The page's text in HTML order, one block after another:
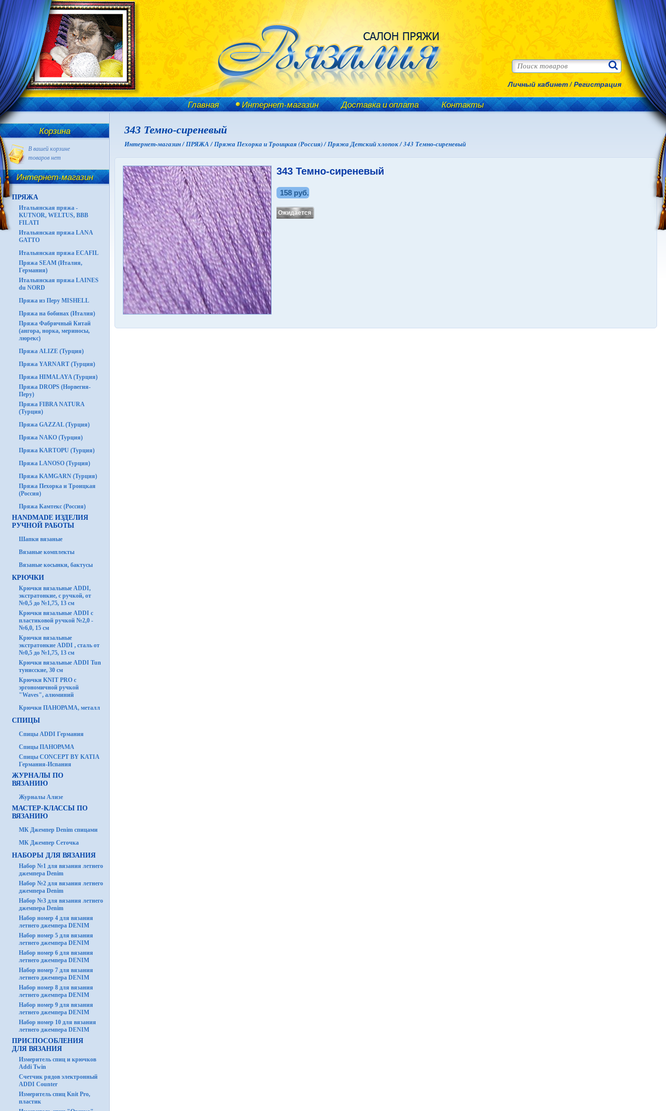
Личный кабинет/Регистрация
Главная Интернет-магазин Доставка и оплата Контакты
Корзина
В вашей корзине
товаров нет
Интернет-магазин
ПРЯЖА
Итальянская пряжа -
KUTNOR, WELTUS, BBB
FILATI
Итальянская пряжа LANA
GATTO
Итальянская пряжа ECAFIL
Пряжа SEAM (Италия,
Германия)
Итальянская пряжа LAINES
du NORD
Пряжа из Перу MISHELL
Пряжа на бобинах (Италия)
Пряжа Фабричный Китай
(ангора, норка, мериносы,
люрекс)
Пряжа ALIZE (Турция)
Пряжа YARNART (Турция)
Пряжа HIMALAYA (Турция)
Пряжа DROPS (Норвегия-
Перу)
Пряжа FIBRA NATURA
(Турция)
Пряжа GAZZAL (Турция)
Пряжа NAKO (Турция)
Пряжа KARTOPU (Турция)
Пряжа LANOSO (Турция)
Пряжа KAMGARN (Турция)
Пряжа Пехорка и Троицкая
(Россия)
Пряжа Камтекс (Россия)
HANDMADE ИЗДЕЛИЯ
РУЧНОЙ РАБОТЫ
Шапки вязаные
Вязаные комплекты
Вязаные косынки, бактусы
КРЮЧКИ
Крючки вязальные ADDI,
экстратонкие, с ручкой, от
№0,5 до №1,75, 13 см
Крючки вязальные ADDI с
пластиковой ручкой №2,0 -
№6,0, 15 см
Крючки вязальные
экстратонкие ADDI , сталь от
№0,5 до №1,75, 13 см
Крючки вязальные ADDI Tun
тунисские, 30 см
Крючки KNIT PRO с
эргономичной ручкой
"Waves", алюминий
Крючки ПАНОРАМА, металл
СПИЦЫ
Спицы ADDI Германия
Спицы ПАНОРАМА
Спицы CONCEPT BY KATIA
Германия-Испания
ЖУРНАЛЫ ПО
ВЯЗАНИЮ
Журналы Ализе
МАСТЕР-КЛАССЫ ПО
ВЯЗАНИЮ
МК Джемпер Denim спицами
МК Джемпер Сеточка
НАБОРЫ ДЛЯ ВЯЗАНИЯ
Набор №1 для вязания летнего
джемпера Denim
Набор №2 для вязания летнего
джемпера Denim
Набор №3 для вязания летнего
джемпера Denim
Набор номер 4 для вязания
летнего джемпера DENIM
Набор номер 5 для вязания
летнего джемпера DENIM
Набор номер 6 для вязания
летнего джемпера DENIM
Набор номер 7 для вязания
летнего джемпера DENIM
Набор номер 8 для вязания
летнего джемпера DENIM
Набор номер 9 для вязания
летнего джемпера DENIM
Набор номер 10 для вязания
летнего джемпера DENIM
ПРИСПОСОБЛЕНИЯ
ДЛЯ ВЯЗАНИЯ
Измеритель спиц и крючков
Addi Twin
Счетчик рядов электронный
ADDI Counter
Измеритель спиц Knit Pro,
пластик
343 Темно-сиреневый
Интернет-магазин /ПРЯЖА /Пряжа Пехорка и Троицкая (Россия) /Пряжа Детский хлопок /343 Темно-сиреневый
343 Темно-сиреневый
158 руб.
Ожидается